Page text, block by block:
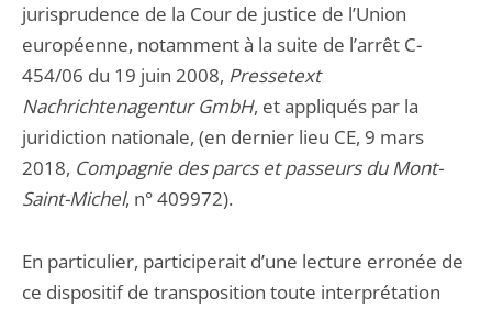
jurisprudence de la Cour de justice de l’Union
européenne, notamment à la suite de l’arrêt C-
454/06 du 19 juin 2008, Pressetext
Nachrichtenagentur GmbH, et appliqués par la
juridiction nationale, (en dernier lieu CE, 9 mars
2018, Compagnie des parcs et passeurs du Mont-
Saint-Michel, n° 409972).
En particulier, participerait d’une lecture erronée de
ce dispositif de transposition toute interprétation